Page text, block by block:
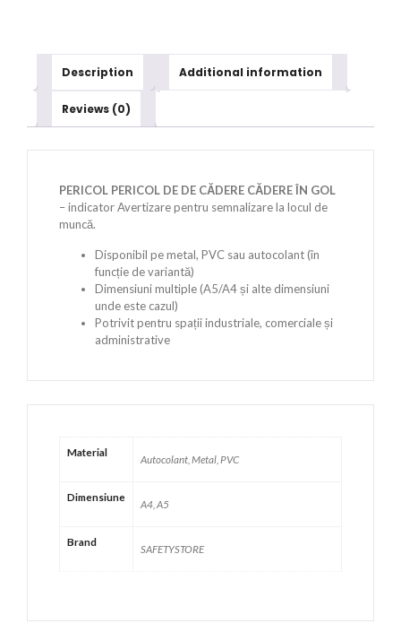
Description Additional information
Reviews (0)
PERICOL PERICOL DE DE CĂDERE CĂDERE ÎN GOL
– indicator Avertizare pentru semnalizare la locul de
muncă.
Disponibil pe metal, PVC sau autocolant (în
funcție de variantă)
Dimensiuni multiple (A5/A4 și alte dimensiuni
unde este cazul)
Potrivit pentru spații industriale, comerciale și
administrative
Material
Autocolant, Metal, PVC
Dimensiune
A4, A5
Brand
SAFETYSTORE